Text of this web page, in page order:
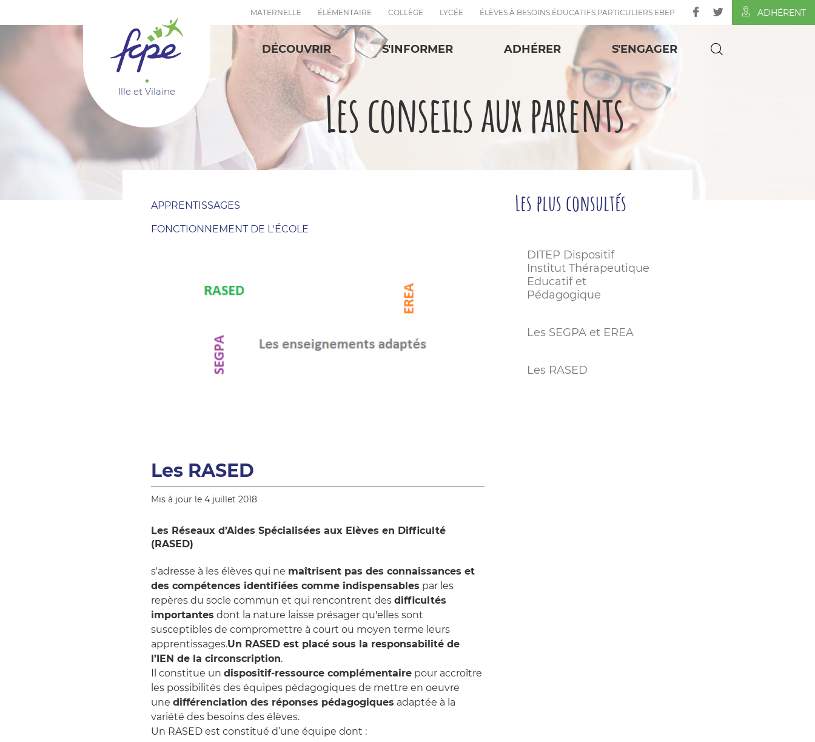
MATERNELLE ÉLÉMENTAIRE COLLÈGE LYCÉE ÉLÈVES À BESOINS ÉDUCATIFS PARTICULIERS EBEP ADHÉRENT
Ille et Vilaine
DÉCOUVRIR S'INFORMER ADHÉRER S'ENGAGER
Les conseils aux parents
APPRENTISSAGES
FONCTIONNEMENT DE L'ÉCOLE
Les RASED
Mis à jour le 4 juillet 2018
Les Réseaux d’Aides Spécialisées aux Elèves en Difficulté
(RASED)
s'adresse à les élèves qui ne maîtrisent pas des connaissances et
des compétences identifiées comme indispensables par les
repères du socle commun et qui rencontrent des difficultés
importantes dont la nature laisse présager qu'elles sont
susceptibles de compromettre à court ou moyen terme leurs
apprentissages.Un RASED est placé sous la responsabilité de
l’IEN de la circonscription.
Il constitue un dispositif-ressource complémentairepour accroître
les possibilités des équipes pédagogiques de mettre en oeuvre
une différenciation des réponses pédagogiques adaptée à la
variété des besoins des élèves.
Un RASED est constitué d’une équipe dont :
Les plus consultés
DITEP Dispositif
Institut Thérapeutique
Educatif et
Pédagogique
Les SEGPA et EREA
Les RASED